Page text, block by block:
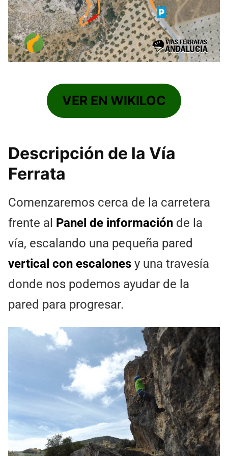
VER EN WIKILOC
Descripción de la Vía
Ferrata
Comenzaremos cerca de la carretera
frente al Panel de información de la
vía, escalando una pequeña pared
vertical con escalones y una travesía
donde nos podemos ayudar de la
pared para progresar.